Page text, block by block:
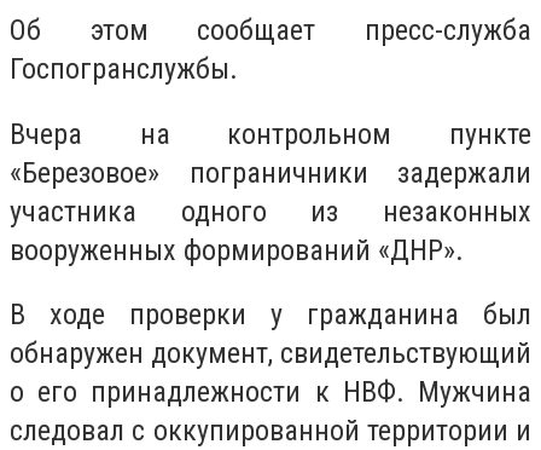
Об этом сообщает пресс-служба
Госпогранслужбы.
Вчера на контрольном пункте
«Березовое» пограничники задержали
участника одного из незаконных
вооруженных формирований «ДНР».
В ходе проверки у гражданина был
обнаружен документ, свидетельствующий
о его принадлежности к НВФ. Мужчина
следовал с оккупированной территории и